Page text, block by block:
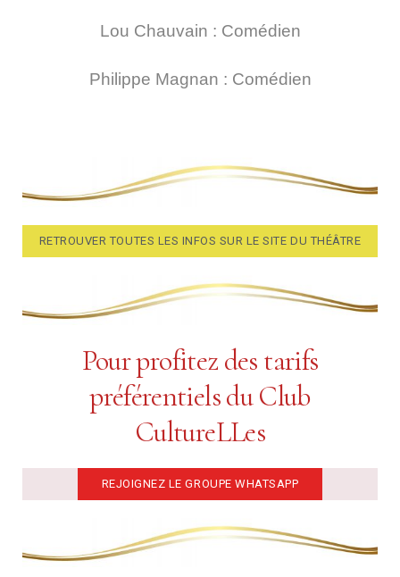
Lou Chauvain : Comédien
Philippe Magnan : Comédien
RETROUVER TOUTES LES INFOS SUR LE SITE DU THÉÂTRE
Pour profitez des tarifs
préférentiels du Club
CultureLLes
REJOIGNEZ LE GROUPE WHATSAPP